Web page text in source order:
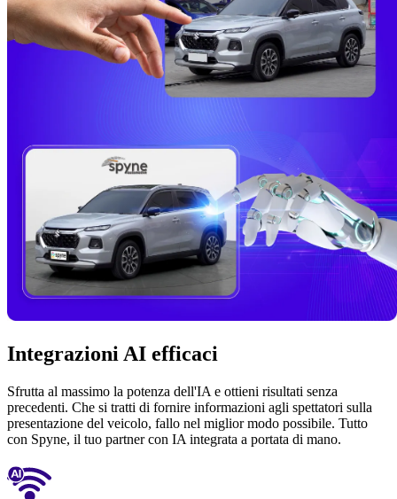
Integrazioni AI efficaci
Sfrutta al massimo la potenza dell'IA e ottieni risultati senza
precedenti. Che si tratti di fornire informazioni agli spettatori sulla
presentazione del veicolo, fallo nel miglior modo possibile. Tutto
con Spyne, il tuo partner con IA integrata a portata di mano.